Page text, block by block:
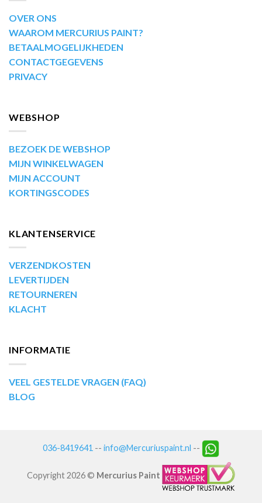
OVER ONS
WAAROM MERCURIUS PAINT?
BETAALMOGELIJKHEDEN
CONTACTGEGEVENS
PRIVACY
WEBSHOP
BEZOEK DE WEBSHOP
MIJN WINKELWAGEN
MIJN ACCOUNT
KORTINGSCODES
KLANTENSERVICE
VERZENDKOSTEN
LEVERTIJDEN
RETOURNEREN
KLACHT
INFORMATIE
VEEL GESTELDE VRAGEN (FAQ)
BLOG
036-8419641 -- info@Mercuriuspaint.nl --
Copyright 2026 © Mercurius Paint